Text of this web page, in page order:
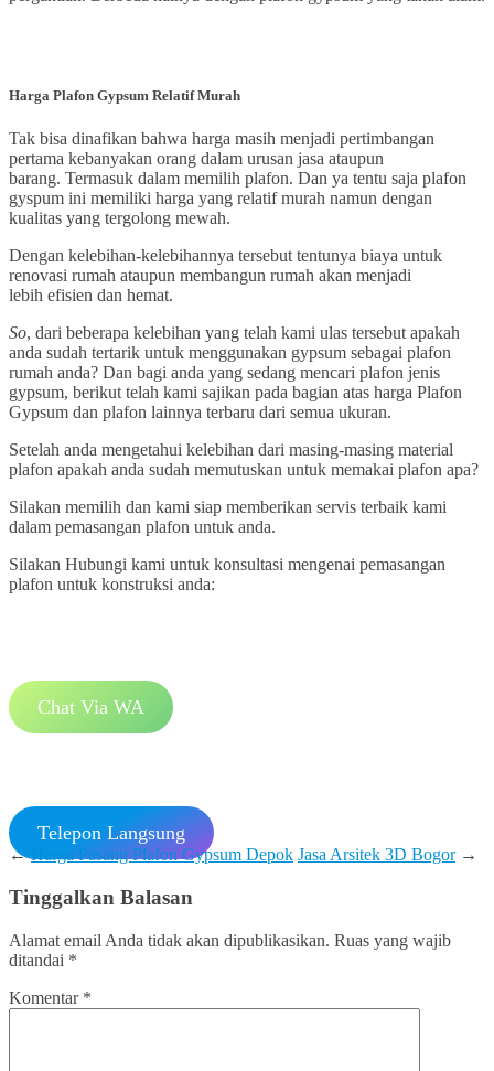
Harga Plafon Gypsum Relatif Murah
Tak bisa dinafikan bahwa harga masih menjadi pertimbangan
pertama kebanyakan orang dalam urusan jasa ataupun
barang. Termasuk dalam memilih plafon. Dan ya tentu saja plafon
gyspum ini memiliki harga yang relatif murah namun dengan
kualitas yang tergolong mewah.
Dengan kelebihan-kelebihannya tersebut tentunya biaya untuk
renovasi rumah ataupun membangun rumah akan menjadi
lebih efisien dan hemat.
So, dari beberapa kelebihan yang telah kami ulas tersebut apakah
anda sudah tertarik untuk menggunakan gypsum sebagai plafon
rumah anda? Dan bagi anda yang sedang mencari plafon jenis
gypsum, berikut telah kami sajikan pada bagian atas harga Plafon
Gypsum dan plafon lainnya terbaru dari semua ukuran.
Setelah anda mengetahui kelebihan dari masing-masing material
plafon apakah anda sudah memutuskan untuk memakai plafon apa?
Silakan memilih dan kami siap memberikan servis terbaik kami
dalam pemasangan plafon untuk anda.
Silakan Hubungi kami untuk konsultasi mengenai pemasangan
plafon untuk konstruksi anda:
Chat Via WA
Telepon Langsung
←Harga Pasang Plafon Gypsum Depok Jasa Arsitek 3D Bogor→
Tinggalkan Balasan
Alamat email Anda tidak akan dipublikasikan. Ruas yang wajib
ditandai *
Komentar *